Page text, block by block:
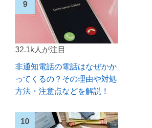
32.1k人が注目
非通知電話の電話はなぜかか
ってくるの？その理由や対処
方法・注意点などを解説！